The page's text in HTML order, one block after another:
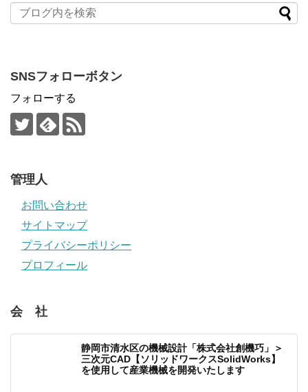
SNSフォローボタン
フォローする
管理人
お問い合わせ
サイトマップ
プライバシーポリシー
プロフィール
会 社
静岡市清水区の機械設計「株式会社創機巧」＞
三次元CAD【ソリッドワークスSolidWorks】
を使用して産業機械を開発いたします